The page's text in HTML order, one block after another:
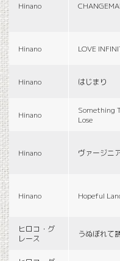
Hinano
Hinano LOVE
Hinano はじまり
Hinano
Something
Lose
Hinano ヴァージニ
Hinano Hopeful
ヒロコ・グ
レース
うぬぼれて